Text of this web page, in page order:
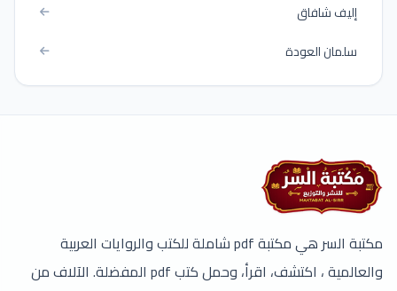
إليف شافاق
سلمان العودة
مكتبة السر هي مكتبة pdf شاملة للكتب والروايات العربية
والعالمية ، اكتشف، اقرأ، وحمل كتب pdf المفضلة. الآلاف من